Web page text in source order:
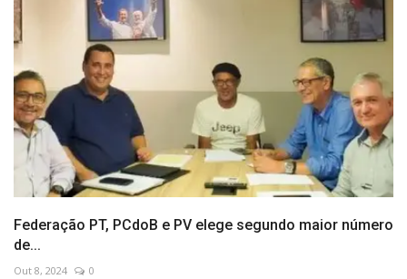
Federação PT, PCdoB e PV elege segundo maior número
de...
Out 8, 2024 0